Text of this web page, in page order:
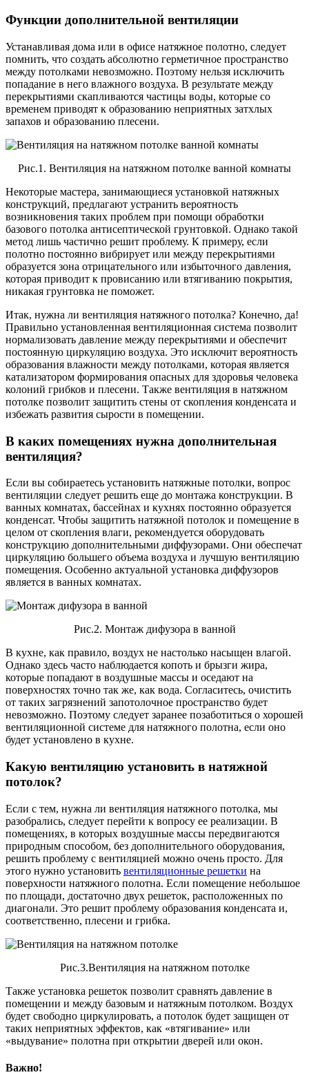
Функции дополнительной вентиляции
Устанавливая дома или в офисе натяжное полотно, следует
помнить, что создать абсолютно герметичное пространство
между потолками невозможно. Поэтому нельзя исключить
попадание в него влажного воздуха. В результате между
перекрытиями скапливаются частицы воды, которые со
временем приводят к образованию неприятных затхлых
запахов и образованию плесени.
Рис.1. Вентиляция на натяжном потолке ванной комнаты
Некоторые мастера, занимающиеся установкой натяжных
конструкций, предлагают устранить вероятность
возникновения таких проблем при помощи обработки
базового потолка антисептической грунтовкой. Однако такой
метод лишь частично решит проблему. К примеру, если
полотно постоянно вибрирует или между перекрытиями
образуется зона отрицательного или избыточного давления,
которая приводит к провисанию или втягиванию покрытия,
никакая грунтовка не поможет.
Итак, нужна ли вентиляция натяжного потолка? Конечно, да!
Правильно установленная вентиляционная система позволит
нормализовать давление между перекрытиями и обеспечит
постоянную циркуляцию воздуха. Это исключит вероятность
образования влажности между потолками, которая является
катализатором формирования опасных для здоровья человека
колоний грибков и плесени. Также вентиляция в натяжном
потолке позволит защитить стены от скопления конденсата и
избежать развития сырости в помещении.
В каких помещениях нужна дополнительная
вентиляция?
Если вы собираетесь установить натяжные потолки, вопрос
вентиляции следует решить еще до монтажа конструкции. В
ванных комнатах, бассейнах и кухнях постоянно образуется
конденсат. Чтобы защитить натяжной потолок и помещение в
целом от скопления влаги, рекомендуется оборудовать
конструкцию дополнительными диффузорами. Они обеспечат
циркуляцию большего объема воздуха и лучшую вентиляцию
помещения. Особенно актуальной установка диффузоров
является в ванных комнатах.
Рис.2. Монтаж дифузора в ванной
В кухне, как правило, воздух не настолько насыщен влагой.
Однако здесь часто наблюдается копоть и брызги жира,
которые попадают в воздушные массы и оседают на
поверхностях точно так же, как вода. Согласитесь, очистить
от таких загрязнений запотолочное пространство будет
невозможно. Поэтому следует заранее позаботиться о хорошей
вентиляционной системе для натяжного полотна, если оно
будет установлено в кухне.
Какую вентиляцию установить в натяжной
потолок?
Если с тем, нужна ли вентиляция натяжного потолка, мы
разобрались, следует перейти к вопросу ее реализации. В
помещениях, в которых воздушные массы передвигаются
природным способом, без дополнительного оборудования,
решить проблему с вентиляцией можно очень просто. Для
этого нужно установить вентиляционные решетки на
поверхности натяжного полотна. Если помещение небольшое
по площади, достаточно двух решеток, расположенных по
диагонали. Это решит проблему образования конденсата и,
соответственно, плесени и грибка.
Рис.3.Вентиляция на натяжном потолке
Также установка решеток позволит сравнять давление в
помещении и между базовым и натяжным потолком. Воздух
будет свободно циркулировать, а потолок будет защищен от
таких неприятных эффектов, как «втягивание» или
«выдувание» полотна при открытии дверей или окон.
Важно!